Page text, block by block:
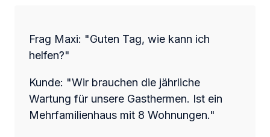
Frag Maxi: "Guten Tag, wie kann ich
helfen?"
Kunde: "Wir brauchen die jährliche
Wartung für unsere Gasthermen. Ist ein
Mehrfamilienhaus mit 8 Wohnungen."